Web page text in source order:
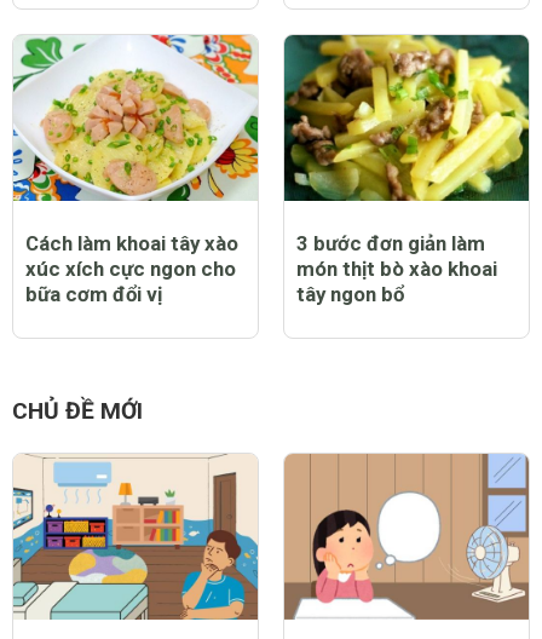
Cách làm khoai tây xào
xúc xích cực ngon cho
bữa cơm đổi vị
3 bước đơn giản làm
món thịt bò xào khoai
tây ngon bổ
CHỦ ĐỀ MỚI